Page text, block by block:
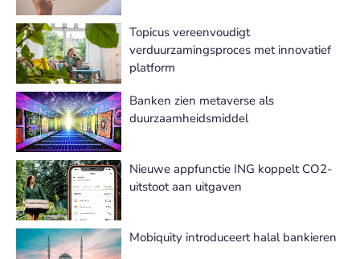
Topicus vereenvoudigt
verduurzamingsproces met innovatief
platform
Banken zien metaverse als
duurzaamheidsmiddel
Nieuwe appfunctie ING koppelt CO2-
uitstoot aan uitgaven
Mobiquity introduceert halal bankieren